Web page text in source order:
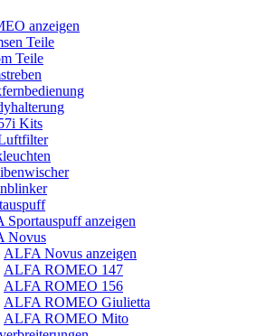
anzeigen
Teile
Teile
Kits
Sportauspuff anzeigen
Novus
ALFA Novus anzeigen
ALFA ROMEO 147
ALFA ROMEO 156
ALFA ROMEO Giulietta
ALFA ROMEO Mito